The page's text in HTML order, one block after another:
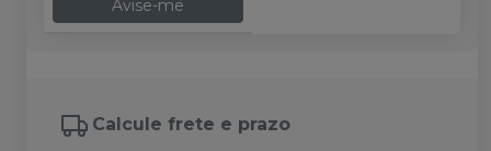
Avise-me
Calcule frete e prazo